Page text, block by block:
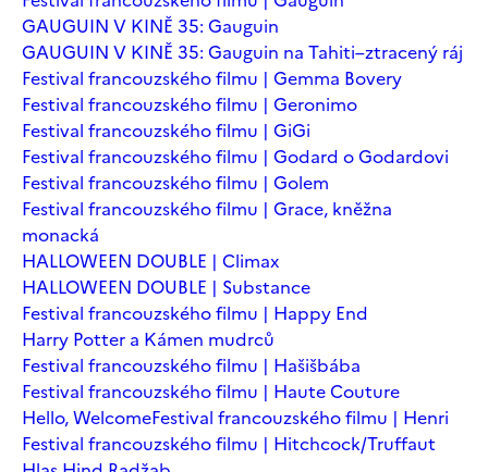
GAUGUIN V KINĚ 35: Gauguin
GAUGUIN V KINĚ 35: Gauguin na Tahiti–ztracený ráj
Festival francouzského filmu | Gemma Bovery
Festival francouzského filmu | Geronimo
Festival francouzského filmu | GiGi
Festival francouzského filmu | Godard o Godardovi
Festival francouzského filmu | Golem
Festival francouzského filmu | Grace, kněžna
monacká
HALLOWEEN DOUBLE | Climax
HALLOWEEN DOUBLE | Substance
Festival francouzského filmu | Happy End
Harry Potter a Kámen mudrců
Festival francouzského filmu | Hašišbába
Festival francouzského filmu | Haute Couture
Hello, WelcomeFestival francouzského filmu | Henri
Festival francouzského filmu | Hitchcock/Truffaut